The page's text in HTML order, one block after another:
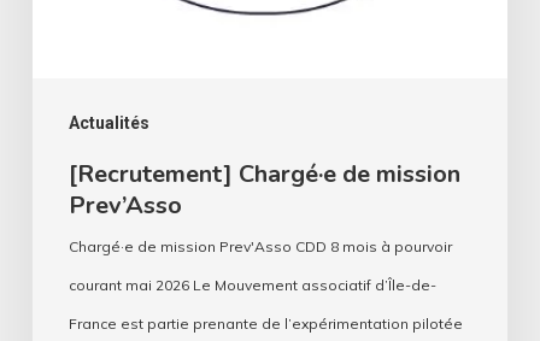
Actualités
[Recrutement] Chargé·e de mission
Prev’Asso
Chargé·e de mission Prev'Asso CDD 8 mois à pourvoir
courant mai 2026 Le Mouvement associatif d’Île-de-
France est partie prenante de l’expérimentation pilotée